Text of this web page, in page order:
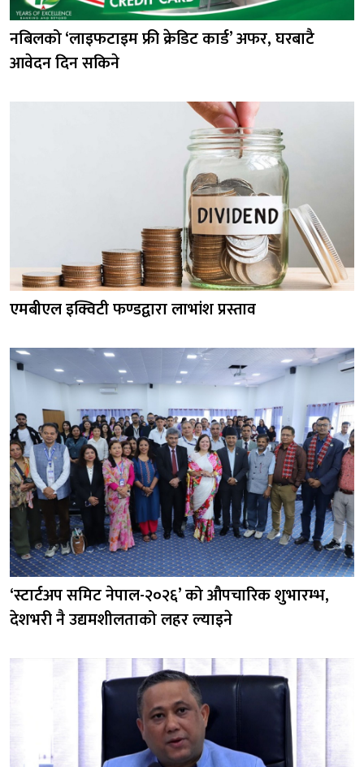
नबिलको ‘लाइफटाइम फ्री क्रेडिट कार्ड’ अफर, घरबाटै
आवेदन दिन सकिने
एमबीएल इक्विटी फण्डद्वारा लाभांश प्रस्ताव
‘स्टार्टअप समिट नेपाल-२०२६’ को औपचारिक शुभारम्भ,
देशभरी नै उद्यमशीलताको लहर ल्याइने